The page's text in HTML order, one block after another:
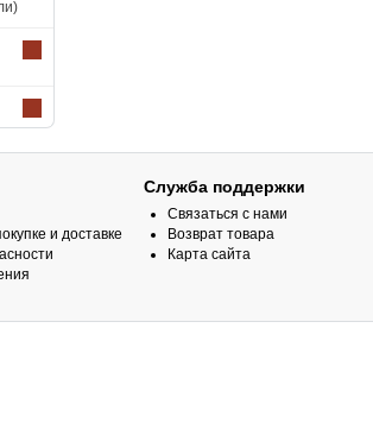
и доставке
Служба поддержки
Связаться с нами
Возврат товара
Карта сайта